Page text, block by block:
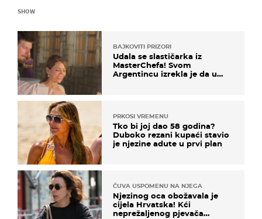
SHOW
BAJKOVITI PRIZORI
Udala se slastičarka iz
MasterChefa! Svom
Argentincu izrekla je da u
PRKOSI VREMENU
Tko bi joj dao 58 godina?
Duboko rezani kupaći stavio
je njezine adute u prvi plan
ČUVA USPOMENU NA NJEGA
Njezinog oca obožavala je
cijela Hrvatska! Kći
neprežaljenog pjevača